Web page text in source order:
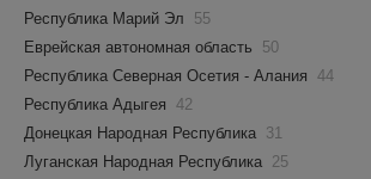
Республика Марий Эл
55
Еврейская автономная область
50
Республика Северная Осетия - Алания 44
Республика Адыгея 42
Донецкая Народная Республика 31
Луганская Народная Республика 25